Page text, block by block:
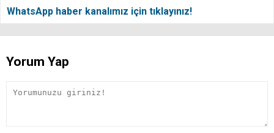
WhatsApp haber kanalımız için tıklayınız!
Yorum Yap